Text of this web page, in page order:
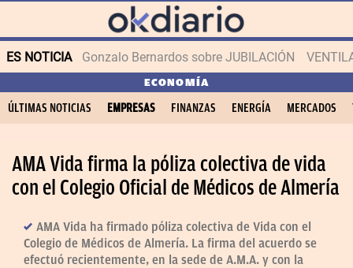
ES NOTICIA Gonzalo Bernardos sobre JUBILACIÓN
ECONOMÍA
ÚLTIMAS NOTICIAS EMPRESAS FINANZAS ENERGÍA MERCADOS
AMA Vida firma la póliza colectiva de vida
con el Colegio Oficial de Médicos de Almería
AMA Vida ha firmado póliza colectiva de Vida con el
Colegio de Médicos de Almería. La firma del acuerdo se
efectuó recientemente, en la sede de A.M.A. y con la